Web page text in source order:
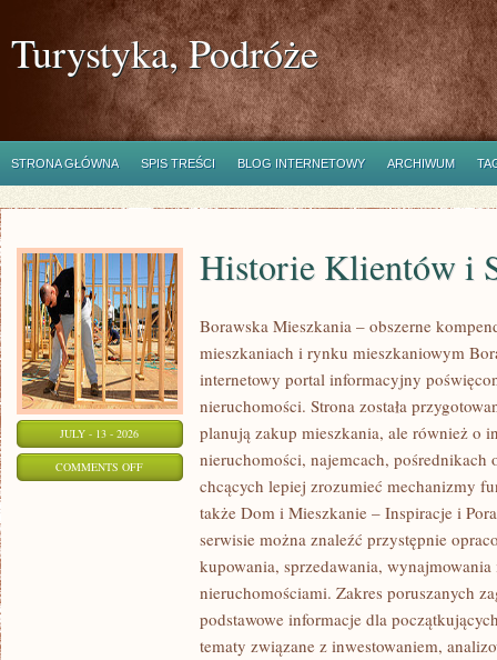
Turystyka, Podróże
STRONA GŁÓWNA SPIS TREŚCI BLOG INTERNETOWY ARCHIWUM
JULY - 13 - 2026
COMMENTS OFFON
Historie Klientów i
Borawska Mieszkania – obszerne
mieszkaniach i rynku mieszkaniowym
internetowy portal informacyjny
nieruchomości. Strona została
planują zakup mieszkania, ale również o
nieruchomości, najemcach,
chcących lepiej zrozumieć mechanizmy
także Dom i Mieszkanie – Inspiracje i
serwisie można znaleźć przystępnie
kupowania, sprzedawania, wynajmowania
nieruchomościami. Zakres poruszanych
podstawowe informacje dla
tematy związane z inwestowaniem,